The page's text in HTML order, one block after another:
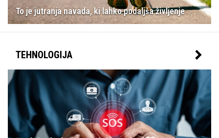
To je jutranja navada, ki lahko podaljša življenje
TEHNOLOGIJA